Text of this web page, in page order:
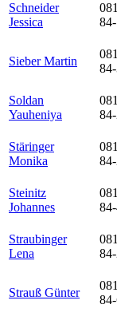
Schneider
Jessica
Sieber Martin
Soldan
Yauheniya
Stäringer
Monika
Steinitz
Johannes
Straubinger
Lena
Strauß Günter